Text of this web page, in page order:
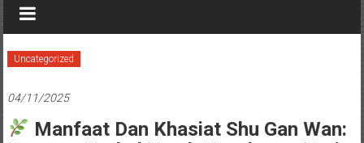
Uncategorized
04/11/2025
Manfaat Dan Khasiat Shu Gan Wan: